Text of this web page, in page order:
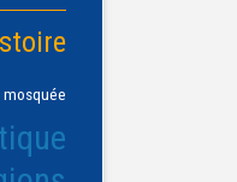
mosquée